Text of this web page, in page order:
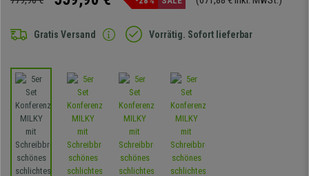
Gratis Versand Vorrätig. Sofort lieferbar